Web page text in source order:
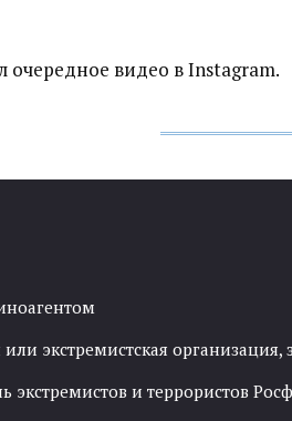
видео в Instagram.
или экстремистская
экстремистов и террористов